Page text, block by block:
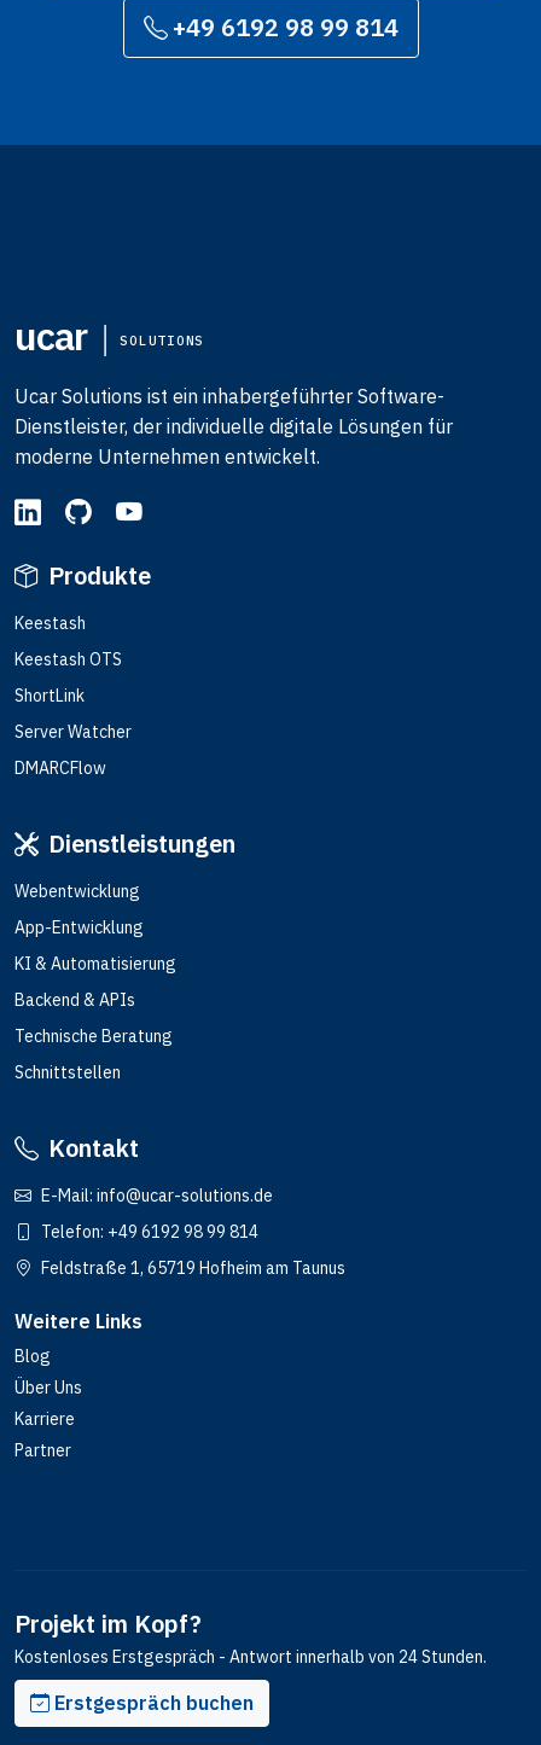
+49 6192 98 99 814
ucar SOLUTIONS
Ucar Solutions ist ein inhabergeführter Software-
Dienstleister, der individuelle digitale Lösungen für
moderne Unternehmen entwickelt.
Produkte
Keestash
Keestash OTS
ShortLink
Server Watcher
DMARCFlow
Dienstleistungen
Webentwicklung
App-Entwicklung
KI & Automatisierung
Backend & APIs
Technische Beratung
Schnittstellen
Kontakt
E-Mail: info@ucar-solutions.de
Telefon: +49 6192 98 99 814
Feldstraße 1, 65719 Hofheim am Taunus
Weitere Links
Blog
Über Uns
Karriere
Partner
Projekt im Kopf?
Kostenloses Erstgespräch - Antwort innerhalb von 24 Stunden.
Erstgespräch buchen